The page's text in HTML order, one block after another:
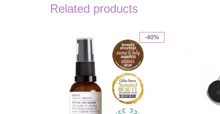
Related products
-40%